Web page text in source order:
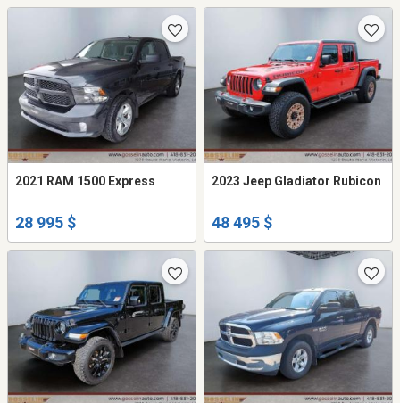
2021 RAM 1500 Express
28 995 $
2023 Jeep Gladiator Rubicon
48 495 $